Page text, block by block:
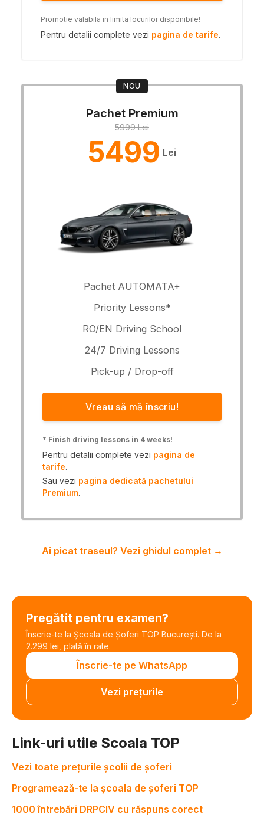
Promotie valabila in limita locurilor disponibile!
Pentru detalii complete vezi pagina de tarife.
NOU
Pachet Premium
5999 Lei
5499 Lei
Pachet AUTOMATA+
Priority Lessons*
RO/EN Driving School
24/7 Driving Lessons
Pick-up / Drop-off
Vreau să mă înscriu!
* Finish driving lessons in 4 weeks!
Pentru detalii complete vezi pagina de
tarife.
Sau vezi pagina dedicată pachetului
Premium.
Ai picat traseul? Vezi ghidul complet →
Pregătit pentru examen?
Înscrie-te la Școala de Șoferi TOP București. De la
2.299 lei, plată în rate.
Înscrie-te pe WhatsApp
Vezi prețurile
Link-uri utile Scoala TOP
Vezi toate prețurile școlii de șoferi
Programează-te la școala de șoferi TOP
1000 întrebări DRPCIV cu răspuns corect